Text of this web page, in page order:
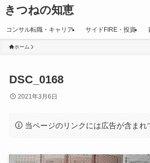
きつねの知恵
コンサル転職・キャリア サイドFIRE・投資
ホーム
DSC_0168
2021年3月6日
当ページのリンクには広告が含まれ